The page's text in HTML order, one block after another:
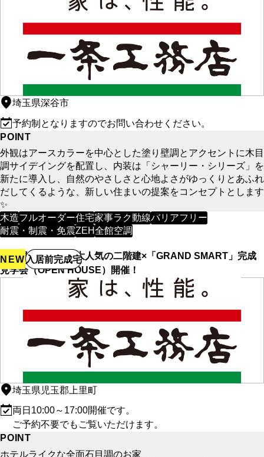
埼玉県深谷市
予約制となりますのでお問い合わせください。
POINT
外観はアースカラーを中心とした塗り壁調とアクセントに木目
調サイデイングを配置し、内装は「シャーリー・シリーズ」を
新たに導入し、自然のやさしさと心地よさがゆっくりとあふれ
だしてくるような、新しい住まいの提案をコンセプトとします
✨
木造フルオーダー住宅家事ラク動線バリアフリー
耐震・制震・免震ZEH全館空調
NEW入居前完成宅
【上里町神保原】大人気の二階建×「GRAND SMART」完成
見学会（OPEN HOUSE）開催！
埼玉県児玉郡上里町
両日10:00～17:00開催です。
ご予約不要でもご覧いただけます。
POINT
ホテルライクな全面石目調のお家